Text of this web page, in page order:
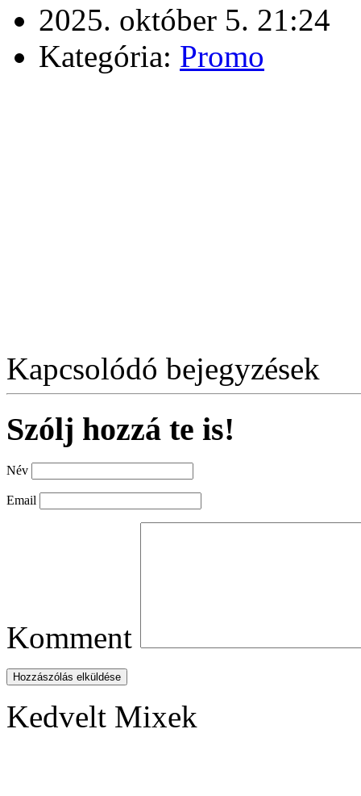
2025. október 5. 21:24
Kategória: Promo
Kapcsolódó bejegyzések
Szólj hozzá te is!
Név
Email
Komment
Hozzászólás elküldése
Kedvelt Mixek